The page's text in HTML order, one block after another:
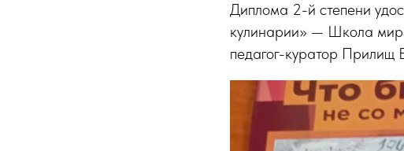
Диплома 2-й степени
кулинарии» — Школа
педагог-куратор Прилищ